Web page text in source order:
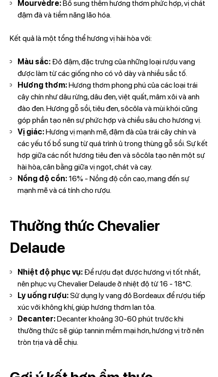
Mourvèdre:Bổ sung thêm hương thơm phức hợp, vị chát
đậm đà và tiềm năng lão hóa.
Kết quả là một tổng thể hương vị hài hòa với:
Màu sắc: Đỏ đậm, đặc trưng của những loại rượu vang
được làm từ các giống nho có vỏ dày và nhiều sắc tố.
Hương thơm:Hương thơm phong phú của các loại trái
cây chín như dâu rừng, dâu đen, việt quất, mâm xôi và anh
đào đen. Hương gỗ sồi, tiêu đen, sôcôla và mùi khói cũng
góp phần tạo nên sự phức hợp và chiều sâu cho hương vị.
Vị giác:Hương vị mạnh mẽ, đậm đà của trái cây chín và
các yếu tố bổ sung từ quá trình ủ trong thùng gỗ sồi. Sự kết
hợp giữa các nốt hương tiêu đen và sôcôla tạo nên một sự
hài hòa, cân bằng giữa vị ngọt, chát và cay.
Nồng độ cồn:16% - Nồng độ cồn cao, mang đến sự
mạnh mẽ và cá tính cho rượu.
Thưởng thức Chevalier
Delaude
Nhiệt độ phục vụ: Để rượu đạt được hương vị tốt nhất,
nên phục vụ Chevalier Delaude ở nhiệt độ từ 16 - 18°C.
Ly uống rượu:Sử dụng ly vang đỏ Bordeaux để rượu tiếp
xúc với không khí, giúp hương thơm lan tỏa.
Decanter:Decanter khoảng 30-60 phút trước khi
thưởng thức sẽ giúp tannin mềm mại hơn, hương vị trở nên
tròn trịa và dễ chịu.